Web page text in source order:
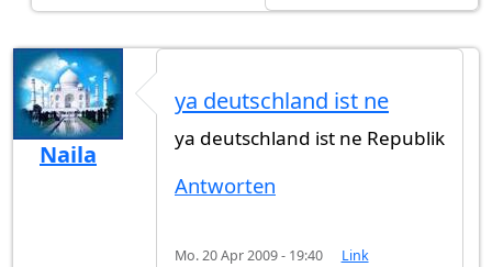
Naila
ya deutschland ist ne
ya deutschland ist ne Republik
Antworten
Mo. 20 Apr 2009 - 19:40 Link